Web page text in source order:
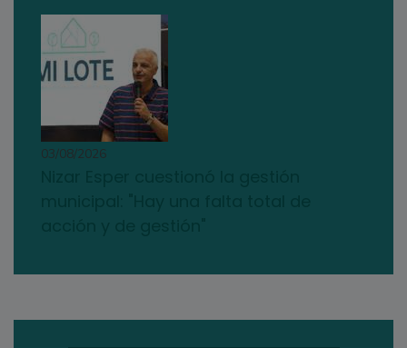
03/08/2026